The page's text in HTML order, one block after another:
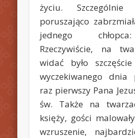
życiu.
poruszająco
jednego
Rzeczywiście, na
widać było
wyczekiwanego dnia
raz pierwszy Pana
św. Także na
księży, gości
wzruszenie,